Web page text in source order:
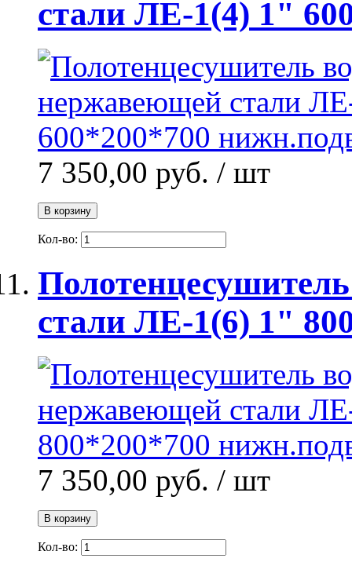
стали ЛЕ-1(4) 1"
7 350,00 руб. / шт
В корзину
Кол-во:
стали ЛЕ-1(6) 1"
7 350,00 руб. / шт
В корзину
Кол-во: